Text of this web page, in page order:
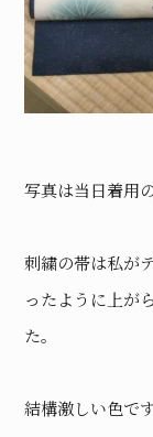
写真は当日着用
刺繍の帯は私が
ったように上が
た。
結構激しい色で